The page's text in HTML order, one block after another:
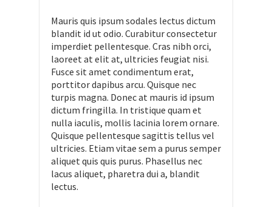
Mauris quis ipsum sodales lectus dictum
blandit id ut odio. Curabitur consectetur
imperdiet pellentesque. Cras nibh orci,
laoreet at elit at, ultricies feugiat nisi.
Fusce sit amet condimentum erat,
porttitor dapibus arcu. Quisque nec
turpis magna. Donec at mauris id ipsum
dictum fringilla. In tristique quam et
nulla iaculis, mollis lacinia lorem ornare.
Quisque pellentesque sagittis tellus vel
ultricies. Etiam vitae sem a purus semper
aliquet quis quis purus. Phasellus nec
lacus aliquet, pharetra dui a, blandit
lectus.